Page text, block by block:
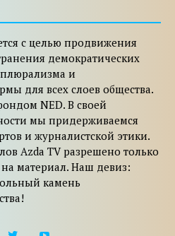
с целью продвижения
демократических
и
для всех слоев общества.
NED. В своей
мы придерживаемся
и журналистской этики.
Azda TV разрешено только
материал. Наш девиз:
камень